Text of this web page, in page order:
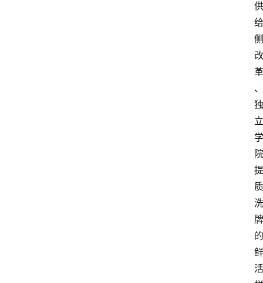
供
给
侧
改
革
、
独
立
学
院
提
质
洗
牌
的
鲜
活